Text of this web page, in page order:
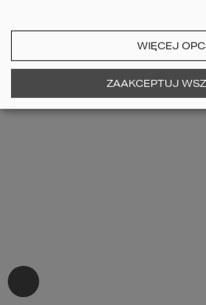
WIĘCEJ
ZAAKCEPTUJ